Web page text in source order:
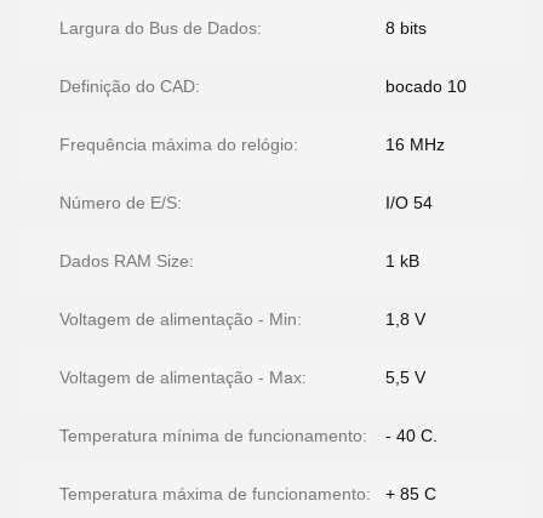
Largura do Bus de Dados: 8 bits
Definição do CAD: bocado 10
Frequência máxima do relógio: 16 MHz
Número de E/S: I/O 54
Dados RAM Size: 1 kB
Voltagem de alimentação - Min: 1,8 V
Voltagem de alimentação - Max: 5,5 V
Temperatura mínima de funcionamento: - 40 C.
Temperatura máxima de funcionamento: + 85 C